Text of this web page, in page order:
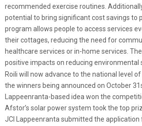
recommended exercise routines.
potential to bring significant cost savings to
program allows people to access services
their cottages, reducing the need for
healthcare services or in-home services.
positive impacts on reducing environmental
Roili will now advance to the national level
the winners being announced on October
Lappeenranta-based idea won the
Afstor’s solar power system took the top
JCI Lappeenranta submitted the application